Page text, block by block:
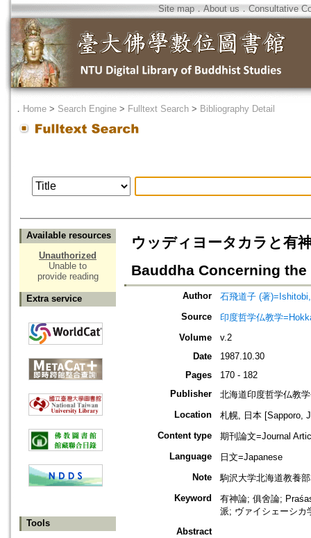
Site map．About us ． Consultative
． Home > Search Engine > Fulltext Search > Bibliography Detail
Available resources
Unauthorized
Unable to
provide reading
Extra service
Tools
ウッディヨータカラと有
Bauddha Concerning
Author
石飛道子 (著
Source
印度哲学仏教学
Volume
v.2
Date
1987.10.30
Pages
170 - 182
Publisher
北海道印度哲学仏教
Location
札幌, 日本 [Sapporo,
Content type
期刊論文=Journal
Language
日文=Japanese
Note
駒沢大学北海道教養
Keyword
有神論; 俱舍論;
派; ヴァイシェーシカ
Abstract